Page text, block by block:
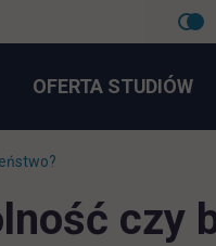
nawigacje
OFERTA STUDIÓW
czy